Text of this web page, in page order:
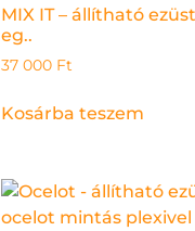
MIX IT – állítható
eg..
37 000 Ft
Kosárba teszem